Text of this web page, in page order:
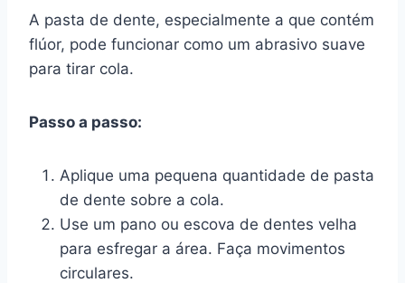
A pasta de dente, especialmente a que contém
flúor, pode funcionar como um abrasivo suave
para tirar cola.
Passo a passo:
Aplique uma pequena quantidade de pasta
de dente sobre a cola.
Use um pano ou escova de dentes velha
para esfregar a área. Faça movimentos
circulares.